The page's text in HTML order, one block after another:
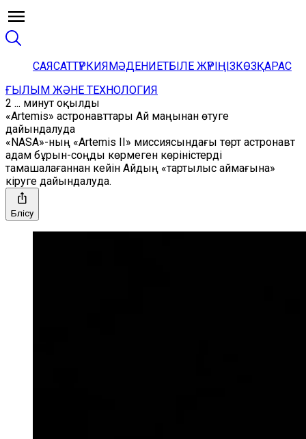
САЯСАТТҮРКИЯМӘДЕНИЕТБІЛЕ ЖҮРІҢІЗКӨЗҚАРАС
ҒЫЛЫМ ЖӘНЕ ТЕХНОЛОГИЯ
2 ... минут оқылды
«Artemis» астронавттары Ай маңынан өтуге
дайындалуда
«NASA»-ның «Artemis II» миссиясындағы төрт астронавт
адам бұрын-соңды көрмеген көріністерді
тамашалағаннан кейін Айдың «тартылыс аймағына»
кіруге дайындалуда.
Бөлісу